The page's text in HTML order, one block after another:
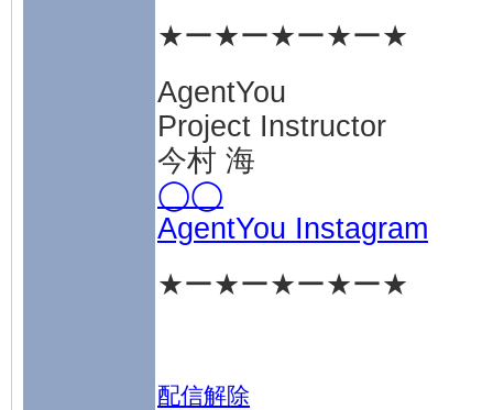
★ー★ー★ー★ー★
AgentYou
Project Instructor
今村 海
◯◯
AgentYou Instagram
★ー★ー★ー★ー★
配信解除